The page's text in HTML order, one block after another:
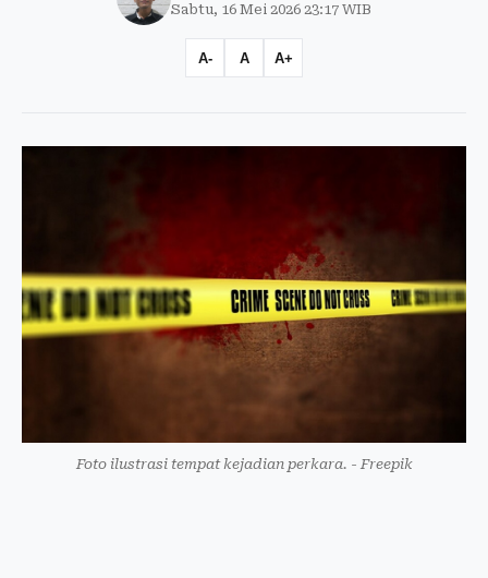
Sabtu, 16 Mei 2026 23:17 WIB
A- A A+
Foto ilustrasi tempat kejadian perkara. - Freepik